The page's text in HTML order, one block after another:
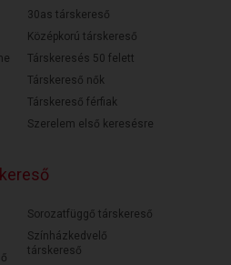
30as társkereső
Középkorú társkereső
Társkeresés 50 felett
Társkereső nők
Társkereső férfiak
Szerelem első keresésre
Sorozatfüggő társkereső
Színházkedvelő
társkereső